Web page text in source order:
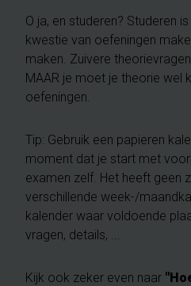
O ja, en studeren? Studeren
kwestie van oefeningen
maken. Zuivere
MAAR je moet je theorie wel
oefeningen.
Tip: Gebruik een papieren
moment dat je start met
examen zelf. Het heeft geen
verschillende week-/
kalender waar voldoende
vragen, details, ...
Kijk ook zeker even naar